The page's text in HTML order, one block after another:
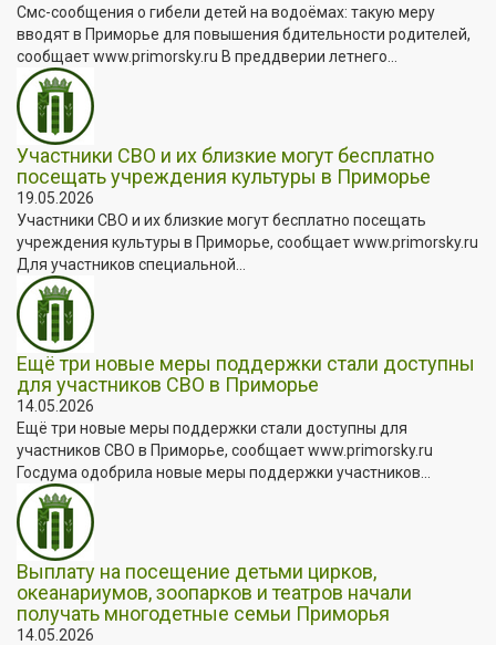
Смс-сообщения о гибели детей на водоёмах: такую меру
вводят в Приморье для повышения бдительности родителей,
сообщает www.primorsky.ru В преддверии летнего...
Участники СВО и их близкие могут бесплатно
посещать учреждения культуры в Приморье
19.05.2026
Участники СВО и их близкие могут бесплатно посещать
учреждения культуры в Приморье, сообщает www.primorsky.ru
Для участников специальной...
Ещё три новые меры поддержки стали доступны
для участников СВО в Приморье
14.05.2026
Ещё три новые меры поддержки стали доступны для
участников СВО в Приморье, сообщает www.primorsky.ru
Госдума одобрила новые меры поддержки участников...
Выплату на посещение детьми цирков,
океанариумов, зоопарков и театров начали
получать многодетные семьи Приморья
14.05.2026